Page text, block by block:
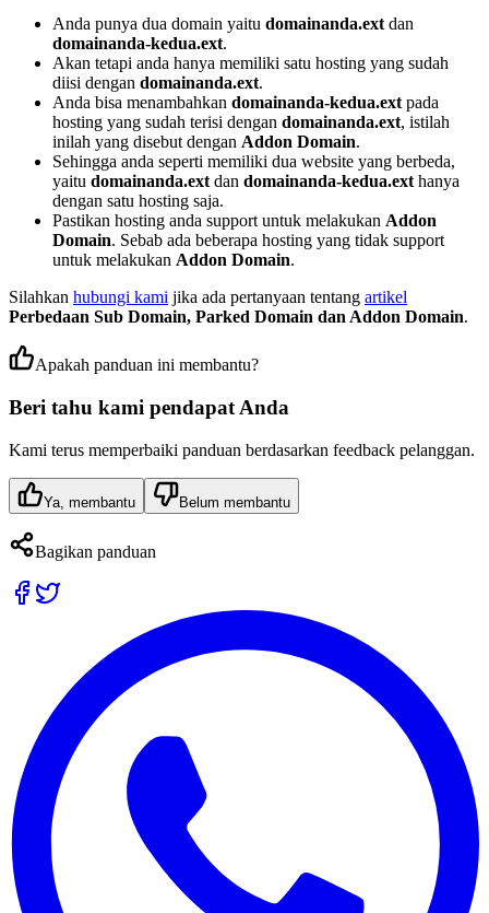
Anda punya dua domain yaitu domainanda.extdan
domainanda-kedua.ext.
Akan tetapi anda hanya memiliki satu hosting yang sudah
diisi dengan domainanda.ext.
Anda bisa menambahkan domainanda-kedua.extpada
hosting yang sudah terisi dengan domainanda.ext, istilah
inilah yang disebut dengan Addon Domain.
Sehingga anda seperti memiliki dua website yang berbeda,
yaitu domainanda.extdan domainanda-kedua.exthanya
dengan satu hosting saja.
Pastikan hosting anda support untuk melakukan Addon
Domain. Sebab ada beberapa hosting yang tidak support
untuk melakukan Addon Domain.
Silahkan hubungi kami jika ada pertanyaan tentang artikel
Perbedaan Sub Domain, Parked Domain dan Addon Domain.
Apakah panduan ini membantu?
Beri tahu kami pendapat Anda
Kami terus memperbaiki panduan berdasarkan feedback pelanggan.
Ya, membantu Belum membantu
Bagikan panduan